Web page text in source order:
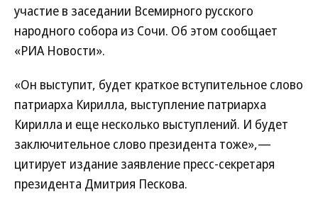
участие в заседании Всемирного русского
народного собора из Сочи. Об этом сообщает
«РИА Новости».
«Он выступит, будет краткое вступительное слово
патриарха Кирилла, выступление патриарха
Кирилла и еще несколько выступлений. И будет
заключительное слово президента тоже»,—
цитирует издание заявление пресс-секретаря
президента Дмитрия Пескова.